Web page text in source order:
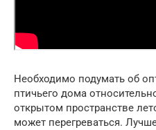
Необходимо подумать об
птичьего дома
открытом пространстве
может перегреваться.